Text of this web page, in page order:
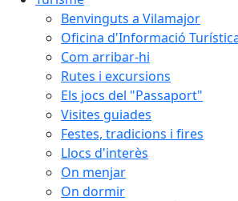
Benvinguts a Vilamajor
Oficina d'Informació
Com arribar-hi
Rutes i excursions
Els jocs del "Passaport"
Visites guiades
Festes, tradicions i fires
Llocs d'interès
On menjar
On dormir